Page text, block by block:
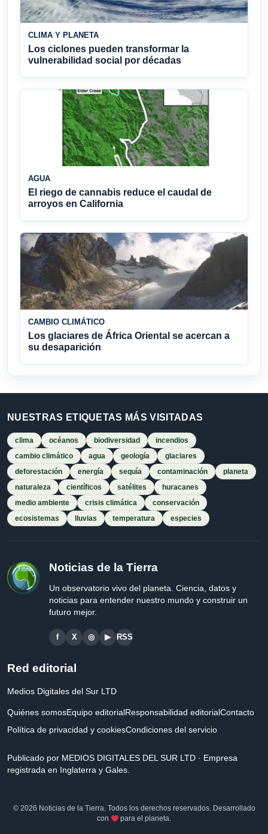
CLIMA Y PLANETA
Los ciclones pueden transformar la
vulnerabilidad social por décadas
AGUA
El riego de cannabis reduce el caudal de
arroyos en California
CAMBIO CLIMÁTICO
Los glaciares de África Oriental se acercan a
su desaparición
NUESTRAS ETIQUETAS MÁS VISITADAS
clima océanos biodiversidad
incendios
cambio climático
agua geología
glaciares
deforestación
energía sequía contaminación
planeta
naturaleza
científicos satélites
huracanes
medio ambiente
crisis climática
conservación
ecosistemas
lluvias temperatura especies
Noticias de la Tierra
Un observatorio vivo del planeta. Ciencia, datos y
noticias para entender nuestro mundo y construir un
futuro mejor.
f X ◎ ▶ RSS
Red editorial
Medios Digitales del Sur LTD
Quiénes somosEquipo editorialResponsabilidad editorialContacto
Política de privacidad y cookiesCondiciones del servicio
Publicado por MEDIOS DIGITALES DEL SUR LTD · Empresa
registrada en Inglaterra y Gales.
© 2026 Noticias de la Tierra. Todos los derechos reservados. Desarrollado
con
para el planeta.